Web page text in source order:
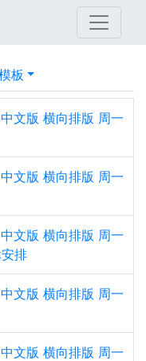
板
文版 横向排版 周一
文版 横向排版 周一
文版 横向排版 周一
排
文版 横向排版 周一
文版 横向排版 周一